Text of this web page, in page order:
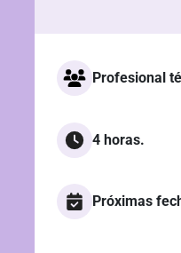
Profesional
4 horas.
Próximas